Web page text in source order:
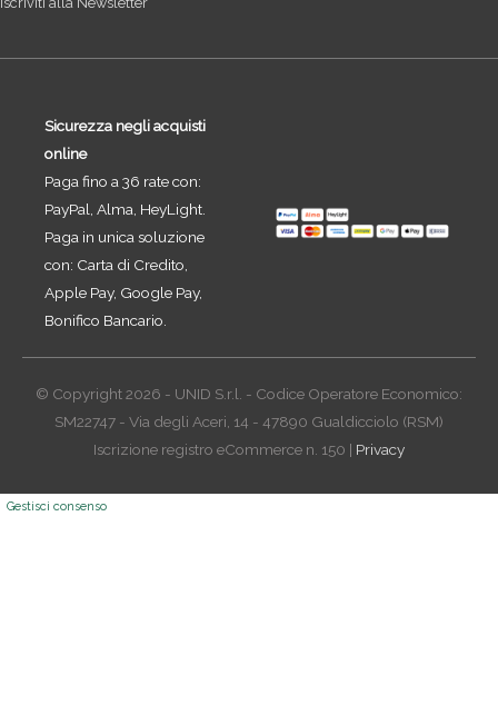
Sicurezza negli acquisti
online
Paga fino a 36 rate con:
PayPal, Alma, HeyLight.
Paga in unica soluzione
con: Carta di Credito,
Apple Pay, Google Pay,
Bonifico Bancario.
© Copyright 2026 - UNID S.r.l. - Codice Operatore Economico:
SM22747 - Via degli Aceri, 14 - 47890 Gualdicciolo (RSM)
Iscrizione registro eCommerce n. 150 | Privacy
Gestisci consenso